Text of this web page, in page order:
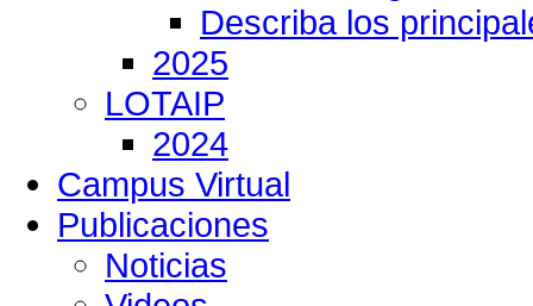
Describa los
2025
LOTAIP
2024
Campus Virtual
Publicaciones
Noticias